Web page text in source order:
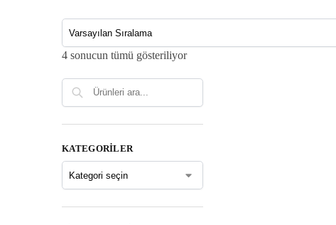
4 sonucun tümü gösteriliyor
KATEGORILER